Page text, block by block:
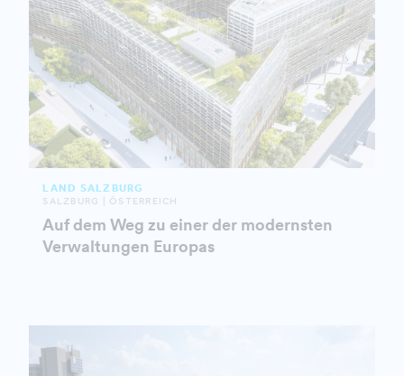
LAND SALZBURG
SALZBURG | ÖSTERREICH
Auf dem Weg zu einer der modernsten
Verwaltungen Europas